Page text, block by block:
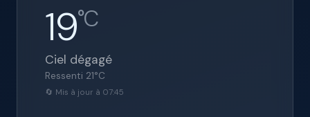
19°C
Ciel dégagé
Ressenti 21°C
🔄 Mis à jour à 07:45